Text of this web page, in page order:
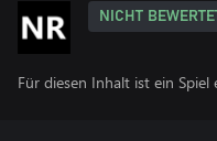
NICHT
Für diesen Inhalt ist ein